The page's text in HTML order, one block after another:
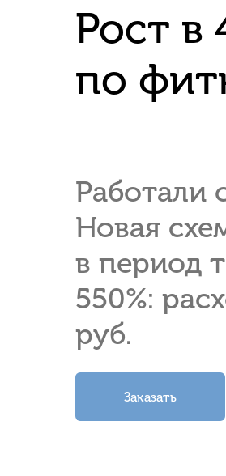
Рост в
по
Работали
Новая
в период
550%:
руб.
Заказать